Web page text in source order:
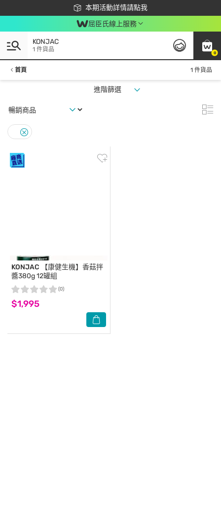
本期活動詳情請點我
下載app最高回饋$350
屈臣氏線上服務
0
KONJAC
1 件貨品
首頁 1 件貨品
進階篩選
KONJAC 【康健生機】香菇拌
醬380g 12罐組
$1,995
(0)